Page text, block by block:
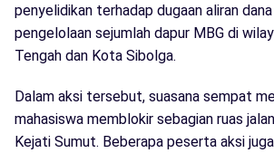
penyelidikan terhadap dugaan aliran
pengelolaan sejumlah dapur MBG di
Tengah dan Kota Sibolga.
Dalam aksi tersebut, suasana sempat
mahasiswa memblokir sebagian ruas
Kejati Sumut. Beberapa peserta aksi